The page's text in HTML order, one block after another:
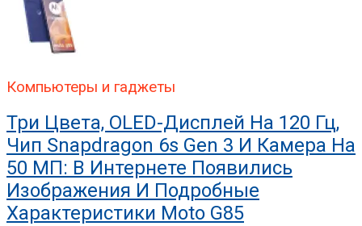
Компьютеры и гаджеты
Три Цвета, OLED-Дисплей На 120 Гц,
Чип Snapdragon 6s Gen 3 И Камера На
50 МП: В Интернете Появились
Изображения И Подробные
Характеристики Moto G85